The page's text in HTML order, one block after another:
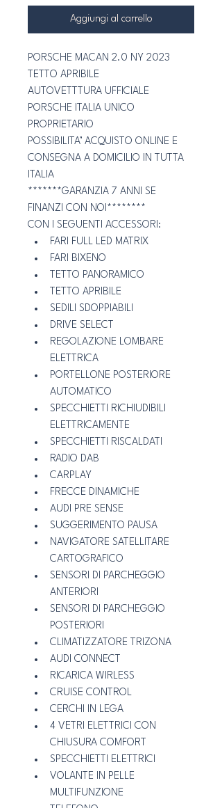
Aggiungi al carrello
PORSCHE MACAN 2.0 NY 2023
TETTO APRIBILE
AUTOVETTTURA UFFICIALE
PORSCHE ITALIA UNICO
PROPRIETARIO
POSSIBILITA’ ACQUISTO ONLINE E
CONSEGNA A DOMICILIO IN TUTTA
ITALIA
*******GARANZIA 7 ANNI SE
FINANZI CON NOI********
CON I SEGUENTI ACCESSORI:
FARI FULL LED MATRIX
FARI BIXENO
TETTO PANORAMICO
TETTO APRIBILE
SEDILI SDOPPIABILI
DRIVE SELECT
REGOLAZIONE LOMBARE
ELETTRICA
PORTELLONE POSTERIORE
AUTOMATICO
SPECCHIETTI RICHIUDIBILI
ELETTRICAMENTE
SPECCHIETTI RISCALDATI
RADIO DAB
CARPLAY
FRECCE DINAMICHE
AUDI PRE SENSE
SUGGERIMENTO PAUSA
NAVIGATORE SATELLITARE
CARTOGRAFICO
SENSORI DI PARCHEGGIO
ANTERIORI
SENSORI DI PARCHEGGIO
POSTERIORI
CLIMATIZZATORE TRIZONA
AUDI CONNECT
RICARICA WIRLESS
CRUISE CONTROL
CERCHI IN LEGA
4 VETRI ELETTRICI CON
CHIUSURA COMFORT
SPECCHIETTI ELETTRICI
VOLANTE IN PELLE
MULTIFUNZIONE